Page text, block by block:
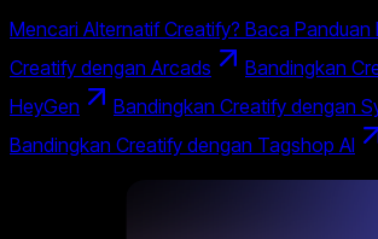
Mencari Alternatif Creatify? Baca Panduan
Creatify dengan Arcads
Bandingkan
HeyGen
Bandingkan Creatify dengan
Bandingkan Creatify dengan Tagshop AI